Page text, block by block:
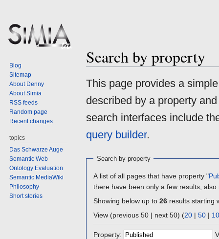
Search by property
Jump
navigation
Jump
search
This page provides a
described by a property
search interfaces include
query builder.
Search by property
A list of all pages that have property "
there have been only a few results,
Showing below up to 26 results starting
View (previous 50 | next 50) (20 | 50 |
Property:
Blog
Sitemap
About Denny
About Simia
RSS feeds
Random page
Recent changes
topics
Das Schwarze Auge
Semantic Web
Ontology Evaluation
Semantic MediaWiki
Philosophy
Short stories